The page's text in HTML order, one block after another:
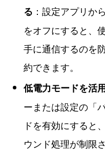
る ：設定アプリか
をオフにすると、
手に通信するのを
約できます。
低電力モードを活
ーまたは設定の「
ドを有効にすると
ウンド処理が制限